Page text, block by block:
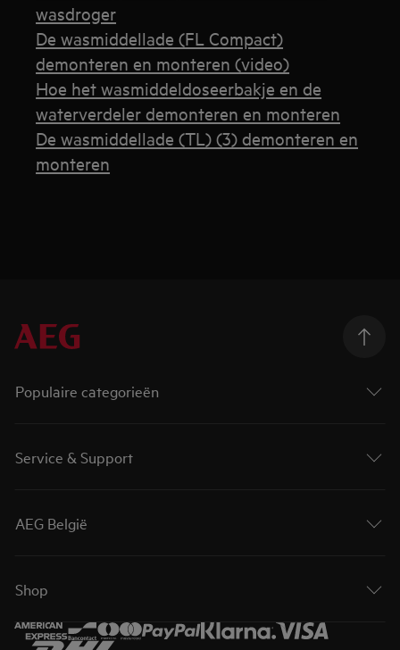
wasdroger
De wasmiddellade (FL Compact)
demonteren en monteren (video)
Hoe het wasmiddeldoseerbakje en de
waterverdeler demonteren en monteren
De wasmiddellade (TL) (3) demonteren en
monteren
Populaire categorieën
Service & Support
AEG België
Shop